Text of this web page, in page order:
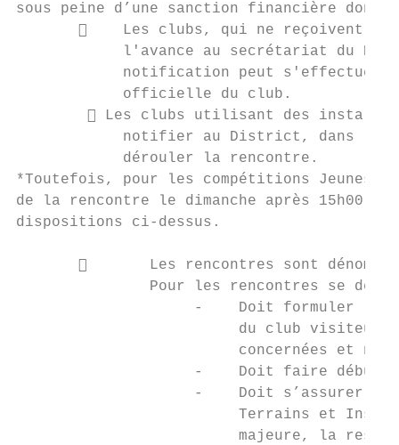
sous peine d’une sanction financière
    Les clubs, qui ne reçoivent
l'avance au secrétariat du
notification peut s'effectuer
            officielle du club.
 Les clubs utilisant des
notifier au District, dans
            dérouler la rencontre.
*Toutefois, pour les compétitions
de la rencontre le dimanche après 15h00,
dispositions ci-dessus.
       Les rencontres sont
Pour les rencontres se
-    Doit formuler la
du club visiteur
concernées et
-    Doit faire
-    Doit s’assurer
Terrains et
majeure, la